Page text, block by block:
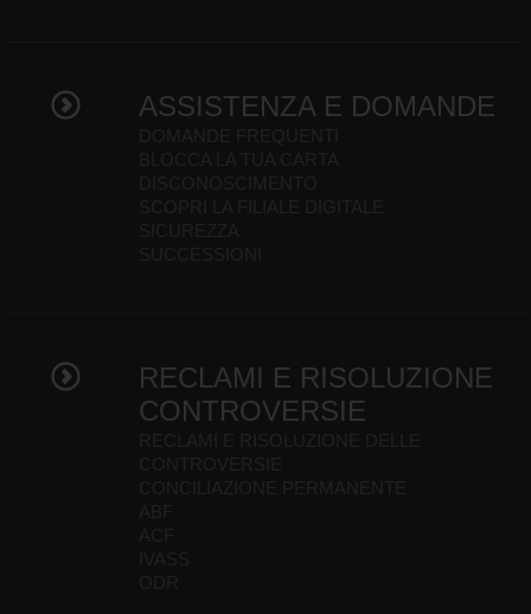
ASSISTENZA E DOMANDE
RECLAMI E RISOLUZIONE
CONTROVERSIE